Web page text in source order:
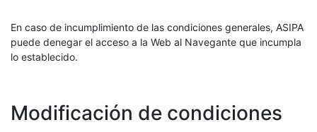
En caso de incumplimiento de las condiciones generales, ASIPA
puede denegar el acceso a la Web al Navegante que incumpla
lo establecido.
Modificación de condiciones